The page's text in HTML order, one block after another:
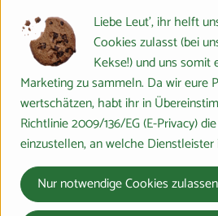
DE-36041 Fulda - Niederrode aus der
Liebe Leut', ihr helft
Cookies zulasst (bei
Kekse!) und uns
Marketing zu sammeln. Da wir eure
wertschätzen, habt ihr in
Richtlinie 2009/136/EG (E-Privacy)
einzustellen, an welche
Nur notwendige Cookies zulassen